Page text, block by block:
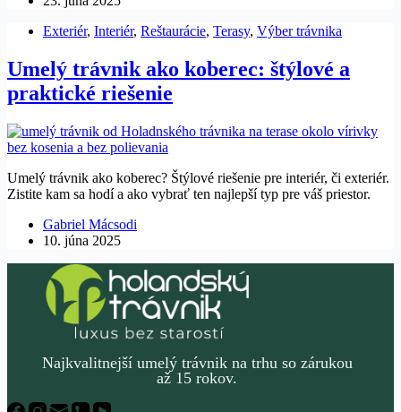
Exteriér, Interiér, Reštaurácie, Terasy, Výber trávnika
Umelý trávnik ako koberec: štýlové a
praktické riešenie
Umelý trávnik ako koberec? Štýlové riešenie pre interiér, či exteriér.
Zistite kam sa hodí a ako vybrať ten najlepší typ pre váš priestor.
Gabriel Mácsodi
10. júna 2025
Najkvalitnejší umelý trávnik na trhu so zárukou
až 15 rokov.